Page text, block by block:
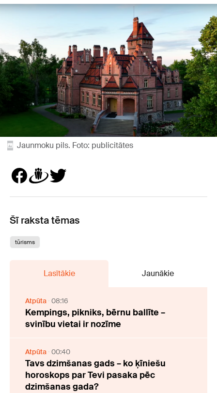
Jaunmoku pils. Foto: publicitātes
Šī raksta tēmas
tūrisms
Lasītākie Jaunākie
Atpūta 08:16
Kempings, pikniks, bērnu ballīte –
svinību vietai ir nozīme
Atpūta 00:40
Tavs dzimšanas gads – ko ķīniešu
horoskops par Tevi pasaka pēc
dzimšanas gada?